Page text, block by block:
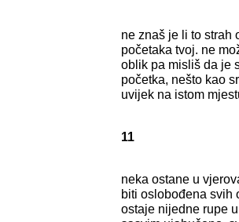
ne znaš je li to strah
početaka tvoj. ne
oblik pa misliš da je
početka, nešto kao
uvijek na istom
11
neka ostane u
biti oslobođena svih
ostaje nijedne rupe